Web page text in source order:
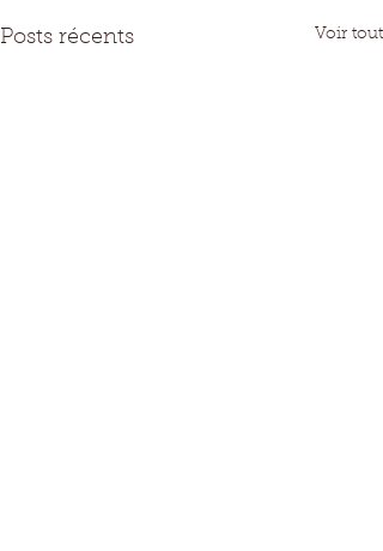
Posts récents Voir tout